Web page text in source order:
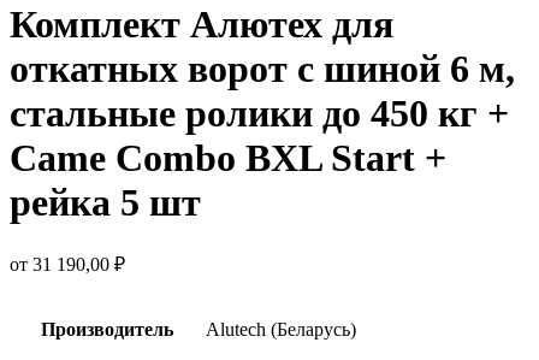
Комплект Алютех для
откатных ворот с шиной 6 м,
стальные ролики до 450 кг +
Came Combo BXL Start +
рейка 5 шт
от 31 190,00 ₽
Производитель Alutech (Беларусь)